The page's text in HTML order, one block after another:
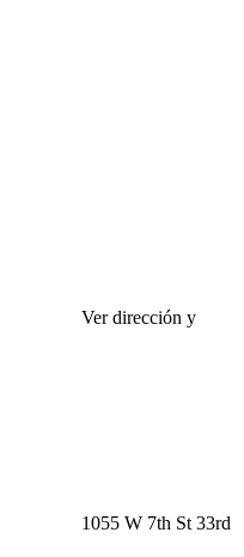
Ver dirección y
1055 W 7th St 33rd